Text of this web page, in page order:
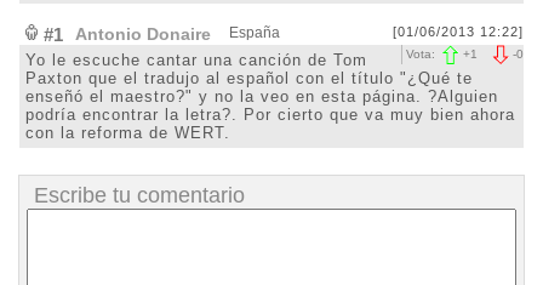
#1 Antonio Donaire España [01/06/2013 12:22]
-0
Vota: +1
Yo le escuche cantar una canción de Tom
Paxton que el tradujo al español con el título "¿Qué te
enseñó el maestro?" y no la veo en esta página. ?Alguien
podría encontrar la letra?. Por cierto que va muy bien ahora
con la reforma de WERT.
Escribe tu comentario